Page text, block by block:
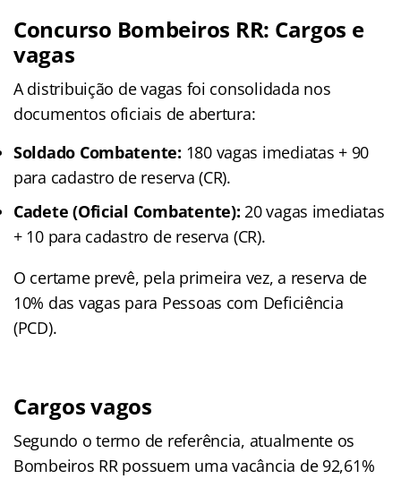
Concurso Bombeiros RR: Cargos e
vagas
A distribuição de vagas foi consolidada nos
documentos oficiais de abertura:
Soldado Combatente: 180 vagas imediatas + 90
para cadastro de reserva (CR).
Cadete (Oficial Combatente): 20 vagas imediatas
+ 10 para cadastro de reserva (CR).
O certame prevê, pela primeira vez, a reserva de
10% das vagas para Pessoas com Deficiência
(PCD).
Cargos vagos
Segundo o termo de referência, atualmente os
Bombeiros RR possuem uma vacância de 92,61%